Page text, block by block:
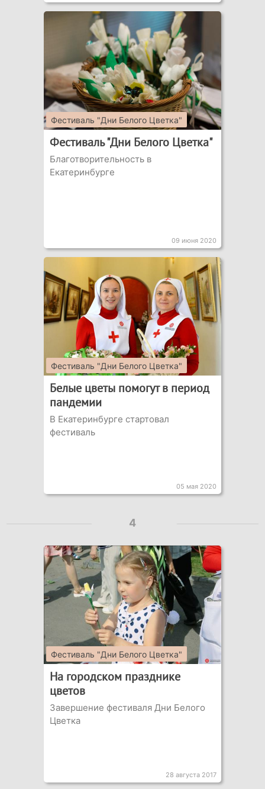
Фестиваль "Дни Белого Цветка"
Фестиваль "Дни Белого Цветка"
Благотворительность в
Екатеринбурге
09 июня 2020
Фестиваль "Дни Белого Цветка"
Белые цветы помогут в период
пандемии
В Екатеринбурге стартовал
фестиваль
05 мая 2020
4
Фестиваль "Дни Белого Цветка"
На городском празднике
цветов
Завершение фестиваля Дни Белого
Цветка
28 августа 2017